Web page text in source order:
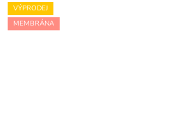
VÝPRODEJ
MEMBRÁNA